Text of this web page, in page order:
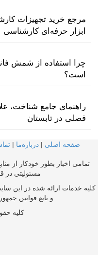
مرجع خرید تجهیزات
ابزار حرفه‌ای کارشناسی
چرا استفاده از شمش
است؟
راهنمای جامع شناخت،
فصلی در تابستان
صفحه اصلی | درباره‌ما |
تمامی اخبار بطور خودکار از
مسئولیتی در
کلیه خدمات ارائه شده در این
و تابع قوانین
کلیه